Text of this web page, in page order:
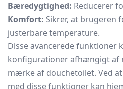
Bæredygtighed: Reducerer
Komfort: Sikrer, at brugeren
justerbare temperature.
Disse avancerede funktioner
konfigurationer afhængigt af
mærke af douchetoilet. Ved
med disse funktioner kan